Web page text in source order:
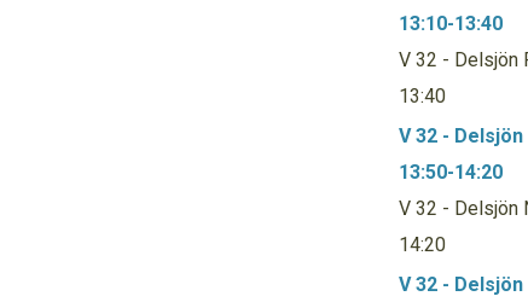
13:10-13:40
V 32 - Delsjön
13:40
V 32 -
13:50-14:20
V 32 - Delsjön
14:20
V 32 -